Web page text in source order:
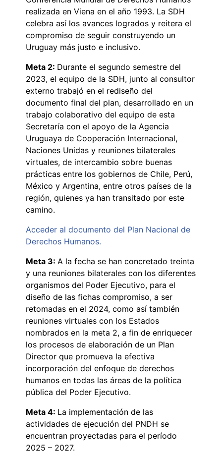
realizada en Viena en el año 1993. La SDH
celebra así los avances logrados y reitera el
compromiso de seguir construyendo un
Uruguay más justo e inclusivo.
Meta 2: Durante el segundo semestre del
2023, el equipo de la SDH, junto al consultor
externo trabajó en el rediseño del
documento final del plan, desarrollado en un
trabajo colaborativo del equipo de esta
Secretaría con el apoyo de la Agencia
Uruguaya de Cooperación Internacional,
Naciones Unidas y reuniones bilaterales
virtuales, de intercambio sobre buenas
prácticas entre los gobiernos de Chile, Perú,
México y Argentina, entre otros países de la
región, quienes ya han transitado por este
camino.
Acceder al documento del Plan Nacional de
Derechos Humanos.
Meta 3: A la fecha se han concretado treinta
y una reuniones bilaterales con los diferentes
organismos del Poder Ejecutivo, para el
diseño de las fichas compromiso, a ser
retomadas en el 2024, como así también
reuniones virtuales con los Estados
nombrados en la meta 2, a fin de enriquecer
los procesos de elaboración de un Plan
Director que promueva la efectiva
incorporación del enfoque de derechos
humanos en todas las áreas de la política
pública del Poder Ejecutivo.
Meta 4: La implementación de las
actividades de ejecución del PNDH se
encuentran proyectadas para el período
2025 – 2027.